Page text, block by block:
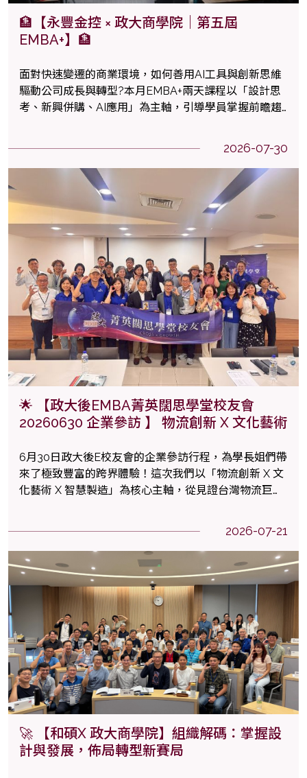
🏦【永豐金控 × 政大商學院｜第五屆
EMBA+】🏦
面對快速變遷的商業環境，如何善用AI工具與創新思維
驅動公司成長與轉型?本月EMBA+兩天課程以「設計思
考、新興併購、AI應用」為主軸，引導學員掌握前瞻趨
2026-07-30
🌟 【政大後EMBA菁英闊思學堂校友會
20260630 企業參訪 】 物流創新 X 文化藝術
6月30日政大後E校友會的企業參訪行程，為學長姐們帶
來了極致豐富的跨界體驗！這次我們以「物流創新 X 文
化藝術 X 智慧製造」為核心主軸，從見證台灣物流巨頭
2026-07-21
🚀 【和碩X 政大商學院】組織解碼：掌握設
計與發展，佈局轉型新賽局